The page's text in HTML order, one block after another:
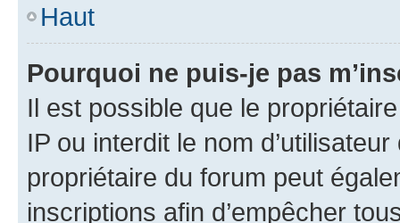
Haut
Pourquoi ne puis-je pas
Il est possible que le
IP ou interdit le nom
propriétaire du forum peut
inscriptions afin d’empêcher